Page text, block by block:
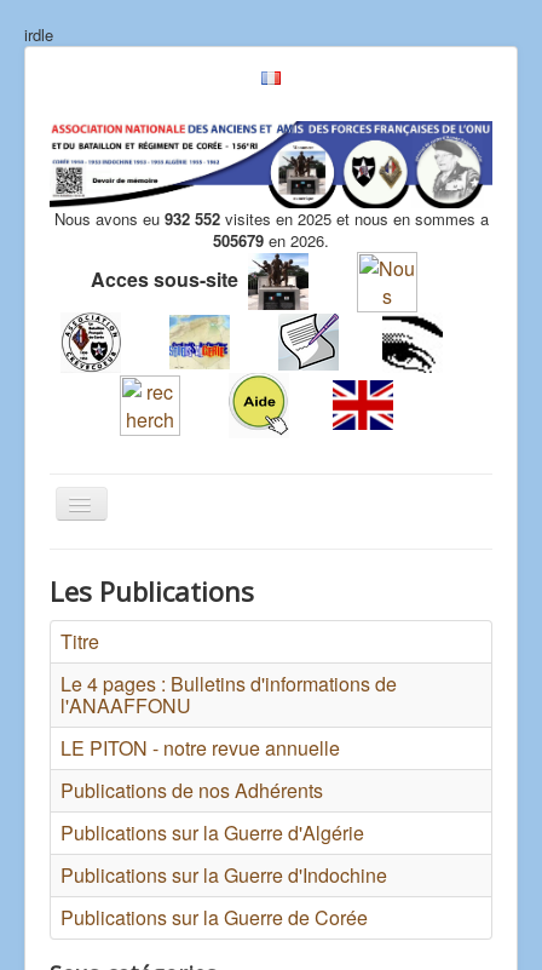
irdle
Nous avons eu 932 552visites en 2025 et nous en sommes a
505679 en 2026.
Acces sous-site
Les Publications
Titre
Le 4 pages : Bulletins d'informations de
l'ANAAFFONU
LE PITON - notre revue annuelle
Publications de nos Adhérents
Publications sur la Guerre d'Algérie
Publications sur la Guerre d'Indochine
Publications sur la Guerre de Corée